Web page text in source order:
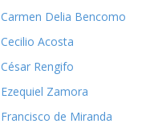
Carmen Delia Bencomo
Cecilio Acosta
César Rengifo
Ezequiel Zamora
Francisco de Miranda